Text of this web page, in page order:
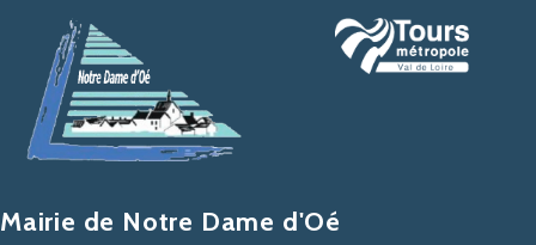
Mairie de Notre Dame d'Oé